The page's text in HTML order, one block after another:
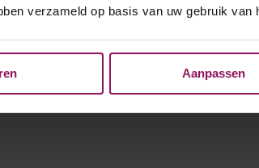
verzameld op basis van uw gebruik van
Aanpassen